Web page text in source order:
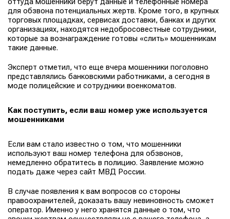
для обзвона потенциальных жертв. Кроме того, в крупных
торговых площадках, сервисах доставки, банках и других
организациях, находятся недобросовестные сотрудники,
которые за вознаграждение готовы «слить» мошенникам
такие данные.
Эксперт отметил, что еще вчера мошенники поголовно
представлялись банковскими работниками, а сегодня в
моде полицейские и сотрудники военкоматов.
Как поступить, если ваш номер уже используется
мошенниками
Если вам стало известно о том, что мошенники
используют ваш номер телефона для обзвонов,
немедленно обратитесь в полицию. Заявление можно
подать даже через сайт МВД России.
В случае появления к вам вопросов со стороны
правоохранителей, доказать вашу невиновность сможет
оператор. Именно у него хранятся данные о том, что